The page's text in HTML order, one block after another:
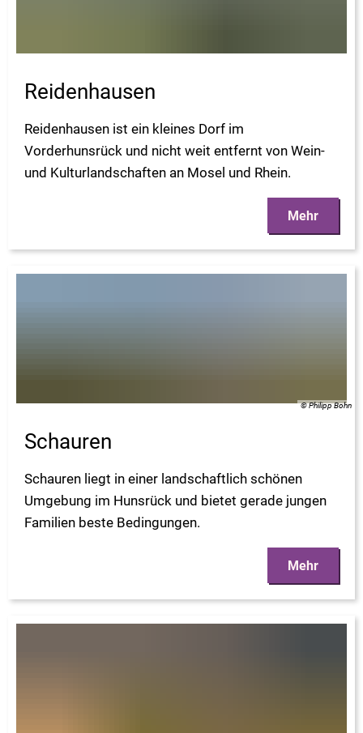
Reidenhausen
Reidenhausen ist ein kleines Dorf im
Vorderhunsrück und nicht weit entfernt von Wein-
und Kulturlandschaften an Mosel und Rhein.
Mehr
© Philipp Bohn
Schauren
Schauren liegt in einer landschaftlich schönen
Umgebung im Hunsrück und bietet gerade jungen
Familien beste Bedingungen.
Mehr